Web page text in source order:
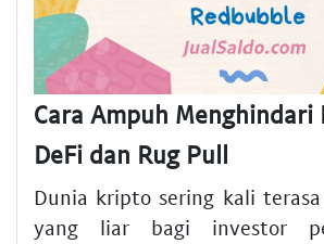
Cara Ampuh Menghindari
DeFi dan Rug Pull
Dunia kripto sering kali
yang liar bagi investor